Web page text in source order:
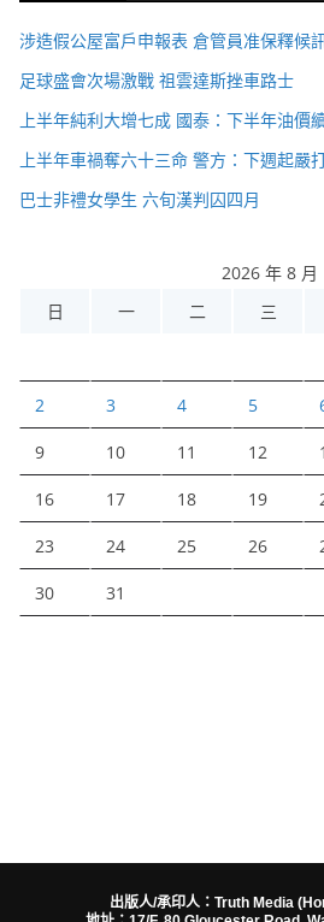
涉造假公屋富戶申報表 倉管員准保釋候
足球盛會次場激戰 祖雲達斯挫車路士
上半年純利大增七成 國泰：下半年油價
上半年車禍奪六十三命 警方：下週起嚴
巴士非禮女學生 六旬漢判囚四月
2026 年 8 月
日
一 二 三
2 3 4 5
9 10 11 12
16 17 18 19
23 24 25 26
30 31
出版人/承印人：Truth Media